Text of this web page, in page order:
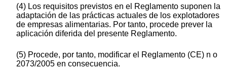
(4) Los requisitos previstos en el Reglamento suponen la
adaptación de las prácticas actuales de los explotadores
de empresas alimentarias. Por tanto, procede prever la
aplicación diferida del presente Reglamento.
(5) Procede, por tanto, modificar el Reglamento (CE) n o
2073/2005 en consecuencia.